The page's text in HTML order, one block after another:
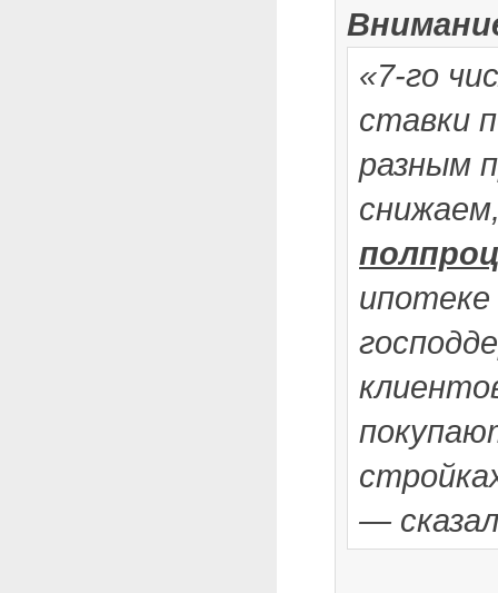
«7-го
ставки
разным
ипотеке
—